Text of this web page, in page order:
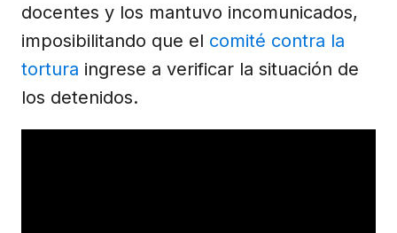
docentes y los mantuvo incomunicados,
imposibilitando que el comité contra la
tortura ingrese a verificar la situación de
los detenidos.